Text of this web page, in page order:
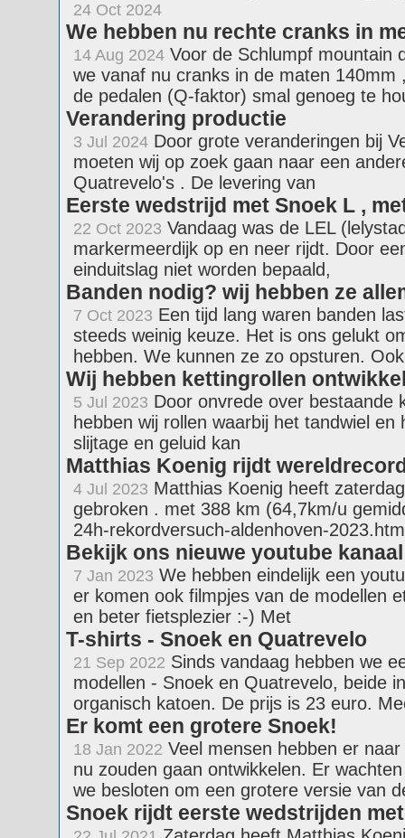
24 Oct 2024
We hebben nu rechte cranks in
14 Aug 2024 Voor de Schlumpf mountain
we vanaf nu cranks in de maten
de pedalen (Q-faktor) smal genoeg te
Verandering productie
3 Jul 2024 Door grote veranderingen bij
moeten wij op zoek gaan naar een
Quatrevelo's . De levering van
Eerste wedstrijd met Snoek L ,
22 Oct 2023 Vandaag was de LEL
markermeerdijk op en neer rijdt. Door
einduitslag niet worden bepaald,
Banden nodig? wij hebben ze
7 Oct 2023 Een tijd lang waren banden
steeds weinig keuze. Het is ons gelukt
hebben. We kunnen ze zo opsturen.
Wij hebben kettingrollen
5 Jul 2023 Door onvrede over bestaande
hebben wij rollen waarbij het tandwiel
slijtage en geluid kan
Matthias Koenig rijdt
4 Jul 2023 Matthias Koenig heeft
gebroken . met 388 km (64,7km/u
24h-rekordversuch-aldenhoven-
Bekijk ons nieuwe youtube kanaal
7 Jan 2023 We hebben eindelijk een
er komen ook filmpjes van de modellen
en beter fietsplezier :-) Met
T-shirts - Snoek en Quatrevelo
21 Sep 2022 Sinds vandaag hebben we
modellen - Snoek en Quatrevelo, beide
organisch katoen. De prijs is 23 euro.
Er komt een grotere Snoek!
18 Jan 2022 Veel mensen hebben er
nu zouden gaan ontwikkelen. Er
we besloten om een grotere versie van
Snoek rijdt eerste wedstrijden